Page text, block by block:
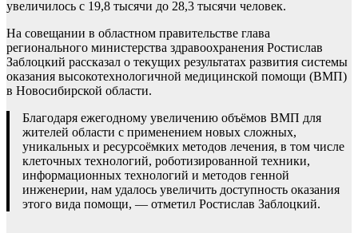
увеличилось с 19,8 тысячи до 28,3 тысячи человек.
На совещании в областном правительстве глава
регионального министерства здравоохранения Ростислав
Заблоцкий рассказал о текущих результатах развития системы
оказания высокотехнологичной медицинской помощи (ВМП)
в Новосибирской области.
Благодаря ежегодному увеличению объёмов ВМП для
жителей области с применением новых сложных,
уникальных и ресурсоёмких методов лечения, в том числе
клеточных технологий, роботизированной техники,
информационных технологий и методов генной
инженерии, нам удалось увеличить доступность оказания
этого вида помощи, — отметил Ростислав Заблоцкий.